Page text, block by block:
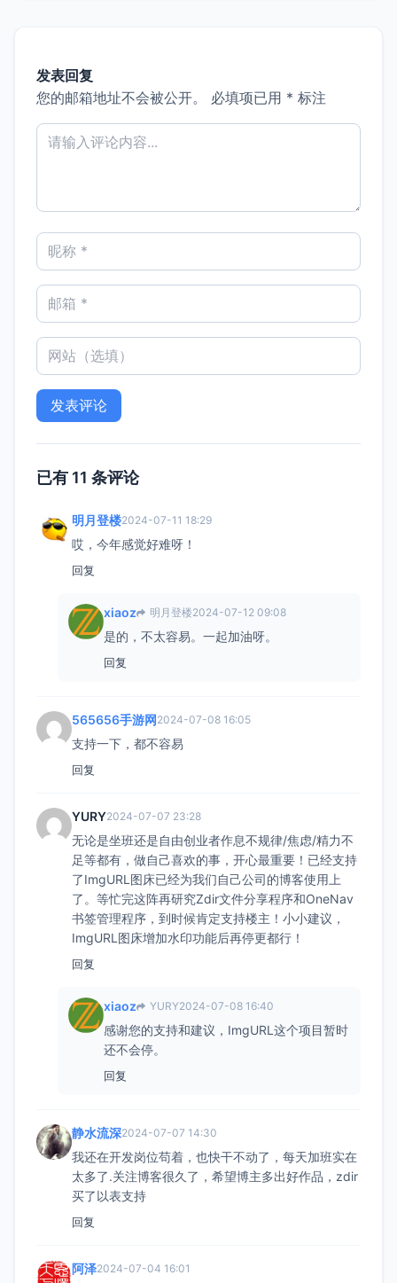
发表回复
您的邮箱地址不会被公开。
必填项已用 * 标注
已有 11 条评论
明月登楼2024-07-11 18:29
哎，今年感觉好难呀！
回复
xiaoz 明月登楼2024-07-12 09:08
是的，不太容易。一起加油呀。
回复
565656手游网2024-07-08 16:05
支持一下，都不容易
回复
YURY2024-07-07 23:28
无论是坐班还是自由创业者作息不规律/焦虑/精力不
足等都有，做自己喜欢的事，开心最重要！已经支持
了ImgURL图床已经为我们自己公司的博客使用上
了。等忙完这阵再研究Zdir文件分享程序和OneNav
书签管理程序，到时候肯定支持楼主！小小建议，
ImgURL图床增加水印功能后再停更都行！
回复
xiaoz YURY2024-07-08 16:40
感谢您的支持和建议，ImgURL这个项目暂时
还不会停。
回复
静水流深2024-07-07 14:30
我还在开发岗位苟着，也快干不动了，每天加班实在
太多了.关注博客很久了，希望博主多出好作品，zdir
买了以表支持
回复
阿泽2024-07-04 16:01